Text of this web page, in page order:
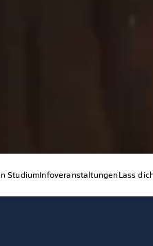
StudiumInfoveranstaltungenLass